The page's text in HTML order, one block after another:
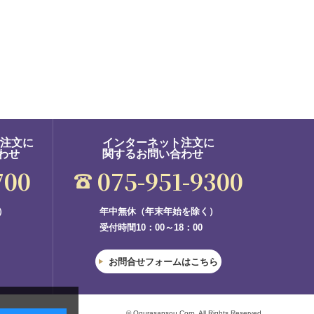
文に
せ
インターネット注文に
関するお問い合わせ
075-951-9300
年中無休（年末年始を除く）
受付時間10：00～18：00
お問合せフォームはこちら